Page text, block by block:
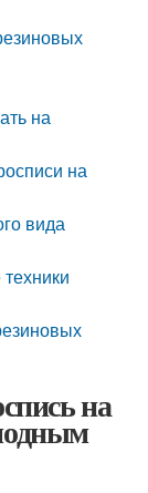
на
на
вида
на